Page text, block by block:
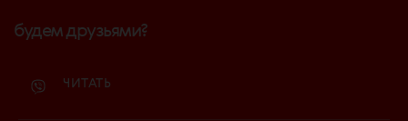
будем друзьями?
ЧИТАТЬ